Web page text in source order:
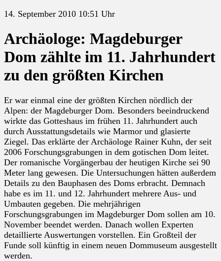
14. September 2010 10:51 Uhr
Archäologe: Magdeburger
Dom zählte im 11. Jahrhundert
zu den größten Kirchen
Er war einmal eine der größten Kirchen nördlich der
Alpen: der Magdeburger Dom. Besonders beeindruckend
wirkte das Gotteshaus im frühen 11. Jahrhundert auch
durch Ausstattungsdetails wie Marmor und glasierte
Ziegel. Das erklärte der Archäologe Rainer Kuhn, der seit
2006 Forschungsgrabungen in dem gotischen Dom leitet.
Der romanische Vorgängerbau der heutigen Kirche sei 90
Meter lang gewesen. Die Untersuchungen hätten außerdem
Details zu den Bauphasen des Doms erbracht. Demnach
habe es im 11. und 12. Jahrhundert mehrere Aus- und
Umbauten gegeben. Die mehrjährigen
Forschungsgrabungen im Magdeburger Dom sollen am 10.
November beendet werden. Danach wollen Experten
detaillierte Auswertungen vorstellen. Ein Großteil der
Funde soll künftig in einem neuen Dommuseum ausgestellt
werden.